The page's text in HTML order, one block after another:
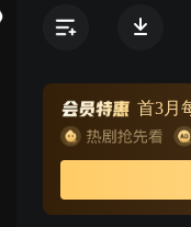
过他们的所想所思、
悄悄地发生着变化。
党员、老村主任陈满
的是被选上的新村
员陈大龙；而更出乎
票，居然是自己的父
首3月